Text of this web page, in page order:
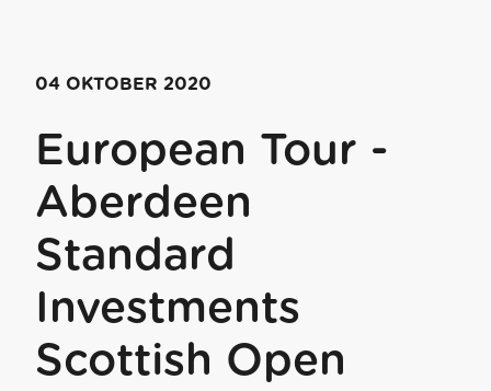
04 OKTOBER 2020
European Tour -
Aberdeen
Standard
Investments
Scottish Open